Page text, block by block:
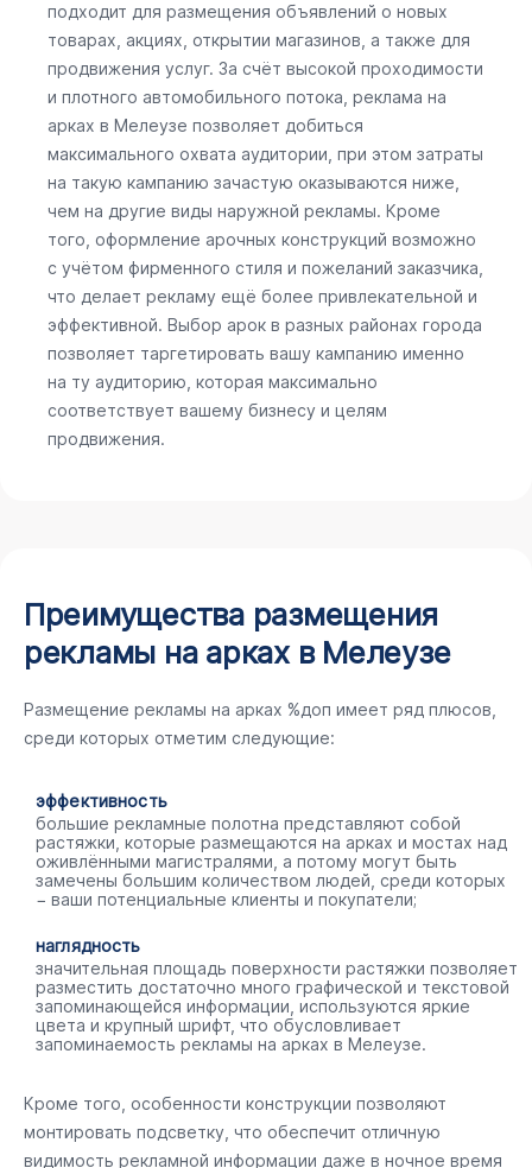
подходит для размещения объявлений о новых
товарах, акциях, открытии магазинов, а также для
продвижения услуг. За счёт высокой проходимости
и плотного автомобильного потока, реклама на
арках в Мелеузе позволяет добиться
максимального охвата аудитории, при этом затраты
на такую кампанию зачастую оказываются ниже,
чем на другие виды наружной рекламы. Кроме
того, оформление арочных конструкций возможно
с учётом фирменного стиля и пожеланий заказчика,
что делает рекламу ещё более привлекательной и
эффективной. Выбор арок в разных районах города
позволяет таргетировать вашу кампанию именно
на ту аудиторию, которая максимально
соответствует вашему бизнесу и целям
продвижения.
Преимущества размещения
рекламы на арках в Мелеузе
Размещение рекламы на арках %доп имеет ряд плюсов,
среди которых отметим следующие:
эффективность
большие рекламные полотна представляют собой
растяжки, которые размещаются на арках и мостах над
оживлёнными магистралями, а потому могут быть
замечены большим количеством людей, среди которых
− ваши потенциальные клиенты и покупатели;
наглядность
значительная площадь поверхности растяжки позволяет
разместить достаточно много графической и текстовой
запоминающейся информации, используются яркие
цвета и крупный шрифт, что обусловливает
запоминаемость рекламы на арках в Мелеузе.
Кроме того, особенности конструкции позволяют
монтировать подсветку, что обеспечит отличную
видимость рекламной информации даже в ночное время